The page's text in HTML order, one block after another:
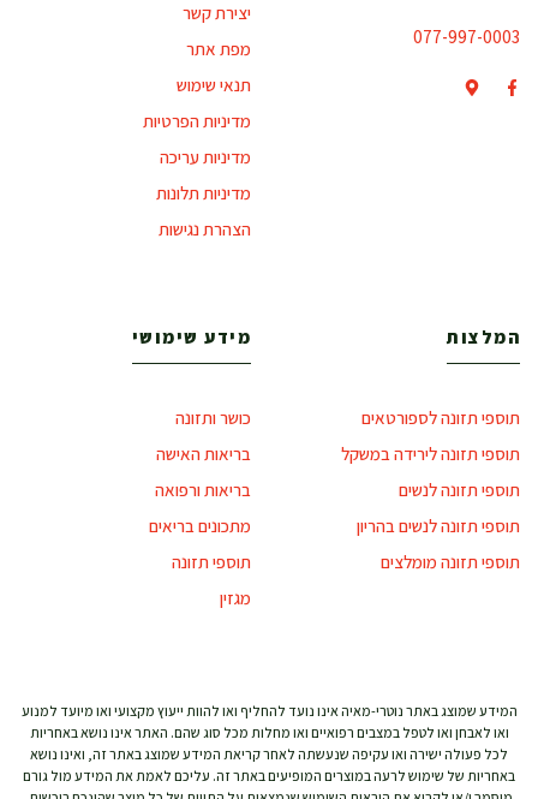
077-997-0003
יצירת קשר
מפת אתר
תנאי שימוש
מדיניות הפרטיות
מדיניות עריכה
מדיניות תלונות
הצהרת נגישות
המלצות
תוספי תזונה לספורטאים
תוספי תזונה לירידה במשקל
תוספי תזונה לנשים
תוספי תזונה לנשים בהריון
תוספי תזונה מומלצים
מידע שימושי
כושר ותזונה
בריאות האישה
בריאות ורפואה
מתכונים בריאים
תוספי תזונה
מגזין
המידע שמוצג באתר נוטרי-מאיה אינו נועד להחליף ואו להוות ייעוץ מקצועי ואו מיועד למנוע
ואו לאבחן ואו לטפל במצבים רפואיים ואו מחלות מכל סוג שהם. האתר אינו נושא באחריות
לכל פעולה ישירה ואו עקיפה שנעשתה לאחר קריאת המידע שמוצג באתר זה, ואינו נושא
באחריות של שימוש לרעה במוצרים המופיעים באתר זה. עליכם לאמת את המידע מול גורם